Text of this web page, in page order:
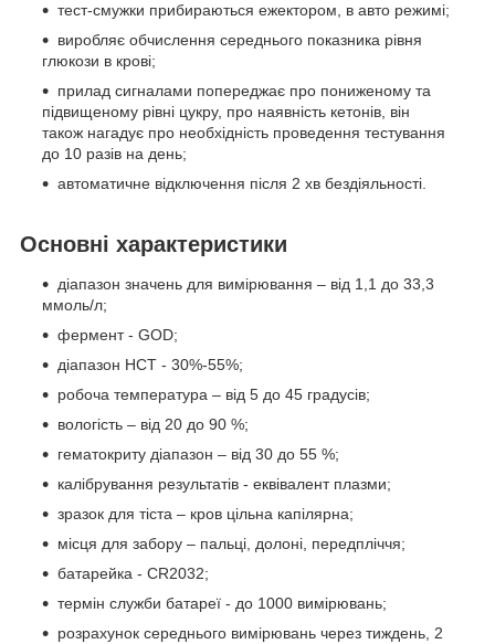
тест-смужки прибираються ежектором, в авто режимі;
виробляє обчислення середнього показника рівня
глюкози в крові;
прилад сигналами попереджає про пониженому та
підвищеному рівні цукру, про наявність кетонів, він
також нагадує про необхідність проведення тестування
до 10 разів на день;
автоматичне відключення після 2 хв бездіяльності.
Основні характеристики
діапазон значень для вимірювання – від 1,1 до 33,3
ммоль/л;
фермент - GOD;
діапазон НСТ - 30%-55%;
робоча температура – від 5 до 45 градусів;
вологість – від 20 до 90 %;
гематокриту діапазон – від 30 до 55 %;
калібрування результатів - еквівалент плазми;
зразок для тіста – кров цільна капілярна;
місця для забору – пальці, долоні, передпліччя;
батарейка - CR2032;
термін служби батареї - до 1000 вимірювань;
розрахунок середнього вимірювань через тиждень, 2